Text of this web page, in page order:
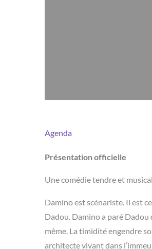
Agenda
Présentation officielle
Une comédie tendre et
Damino est scénariste. Il est
Dadou. Damino a paré Dadou
même. La timidité engendre
architecte vivant dans